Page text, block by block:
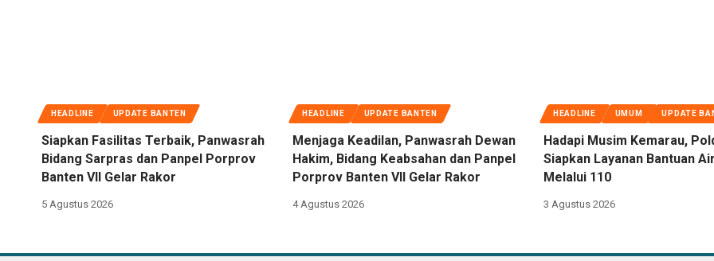
HEADLINE UPDATE BANTEN
Siapkan Fasilitas Terbaik, Panwasrah
Bidang Sarpras dan Panpel Porprov
Banten VII Gelar Rakor
5 Agustus 2026
HEADLINE UPDATE BANTEN
Menjaga Keadilan, Panwasrah Dewan
Hakim, Bidang Keabsahan dan Panpel
Porprov Banten VII Gelar Rakor
4 Agustus 2026
HEADLINE UMUM UPDATE
Hadapi Musim Kemarau,
Siapkan Layanan Bantuan
Melalui 110
3 Agustus 2026